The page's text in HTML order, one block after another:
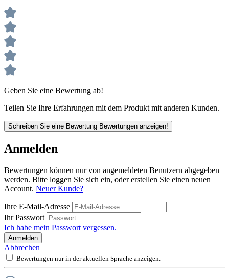
Geben Sie eine Bewertung ab!
Teilen Sie Ihre Erfahrungen mit dem Produkt mit anderen Kunden.
Schreiben Sie eine Bewertung Bewertungen anzeigen!
Anmelden
Bewertungen können nur von angemeldeten Benutzern abgegeben
werden. Bitte loggen Sie sich ein, oder erstellen Sie einen neuen
Account. Neuer Kunde?
Ihre E-Mail-Adresse
Ihr Passwort
Ich habe mein Passwort vergessen.
Anmelden
Abbrechen
Bewertungen nur in der aktuellen Sprache anzeigen.